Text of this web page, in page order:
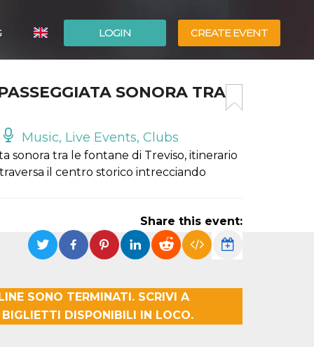
LOGIN CREATE EVENT
ESPAÑOL
SONORA TRA
Music, Live Events, Clubs
sonora tra le fontane di Treviso, itinerario
il centro storico intrecciando
Share this event:
SONO TERMINATI. SCRIVI A
DISPONIBILI IN LOCO.